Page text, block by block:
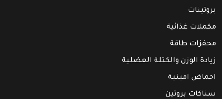
بروتينات
مكملات غذائية
محفزات طاقة
زيادة الوزن والكتلة العضلية
احماض امينية
سناكات بروتين